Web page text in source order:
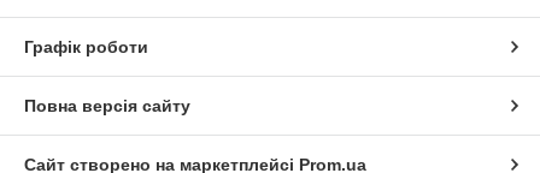
Графік роботи
Повна версія сайту
Сайт створено на маркетплейсі Prom.ua